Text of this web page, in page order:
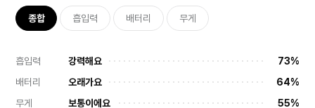
종합 흡입력 배터리 무게
흡입력 강력해요
73%
배터리
오래가요
64%
무게
보통이에요 55%